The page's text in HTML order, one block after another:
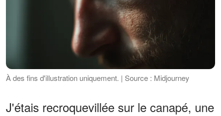
À des fins d'illustration uniquement. | Source : Midjourney
J'étais recroquevillée sur le canapé, une